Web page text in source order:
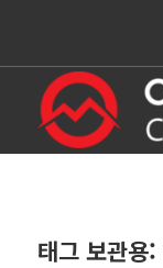
태그 보관용: